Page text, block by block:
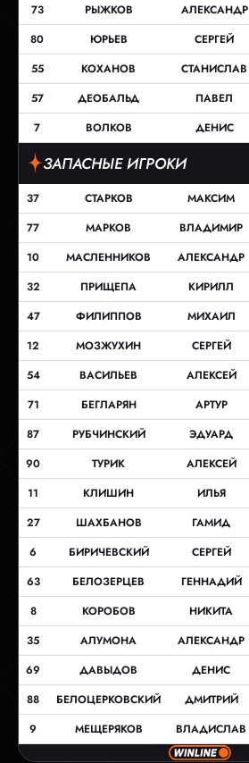
73
РЫЖКОВ АЛЕКСАНДР
80
ЮРЬЕВ СЕРГЕЙ
55
КОХАНОВ СТАНИСЛАВ
57
ДЕОБАЛЬД ПАВЕЛ
7
ВОЛКОВ ДЕНИС
ЗАПАСНЫЕ ИГРОКИ
37 СТАРКОВ МАКСИМ
77
МАРКОВ ВЛАДИМИР
10
МАСЛЕННИКОВ АЛЕКСАНДР
32
ПРИЩЕПА КИРИЛЛ
47
ФИЛИППОВ МИХАИЛ
12
МОЗЖУХИН СЕРГЕЙ
54
ВАСИЛЬЕВ АЛЕКСЕЙ
71
БЕГЛАРЯН АРТУР
87
РУБЧИНСКИЙ ЭДУАРД
90
ТУРИК АЛЕКСЕЙ
11
КЛИШИН ИЛЬЯ
27
ШАХБАНОВ ГАМИД
6
БИРИЧЕВСКИЙ СЕРГЕЙ
63
БЕЛОЗЕРЦЕВ ГЕННАДИЙ
8
КОРОБОВ НИКИТА
35
АЛУМОНА АЛЕКСАНДР
69
ДАВЫДОВ ДЕНИС
88
БЕЛОЦЕРКОВСКИЙ ДМИТРИЙ
9
МЕЩЕРЯКОВ ВЛАДИСЛАВ